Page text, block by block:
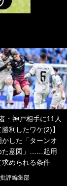
・神戸相手に11人
利したワケ(2)】
かした「ターンオ
た意図」……起用
められる条件
評編集部